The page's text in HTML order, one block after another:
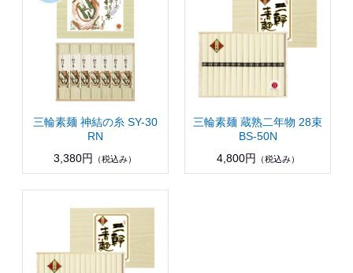
三輪素麺 神結の糸 SY-30
RN
3,380円
（税込み）
三輪素麺 蔵熟二年物 28束
BS-50N
4,800円
（税込み）